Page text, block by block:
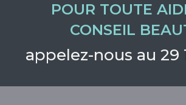
POUR TOUTE
CONSEIL
appelez-nous au 29